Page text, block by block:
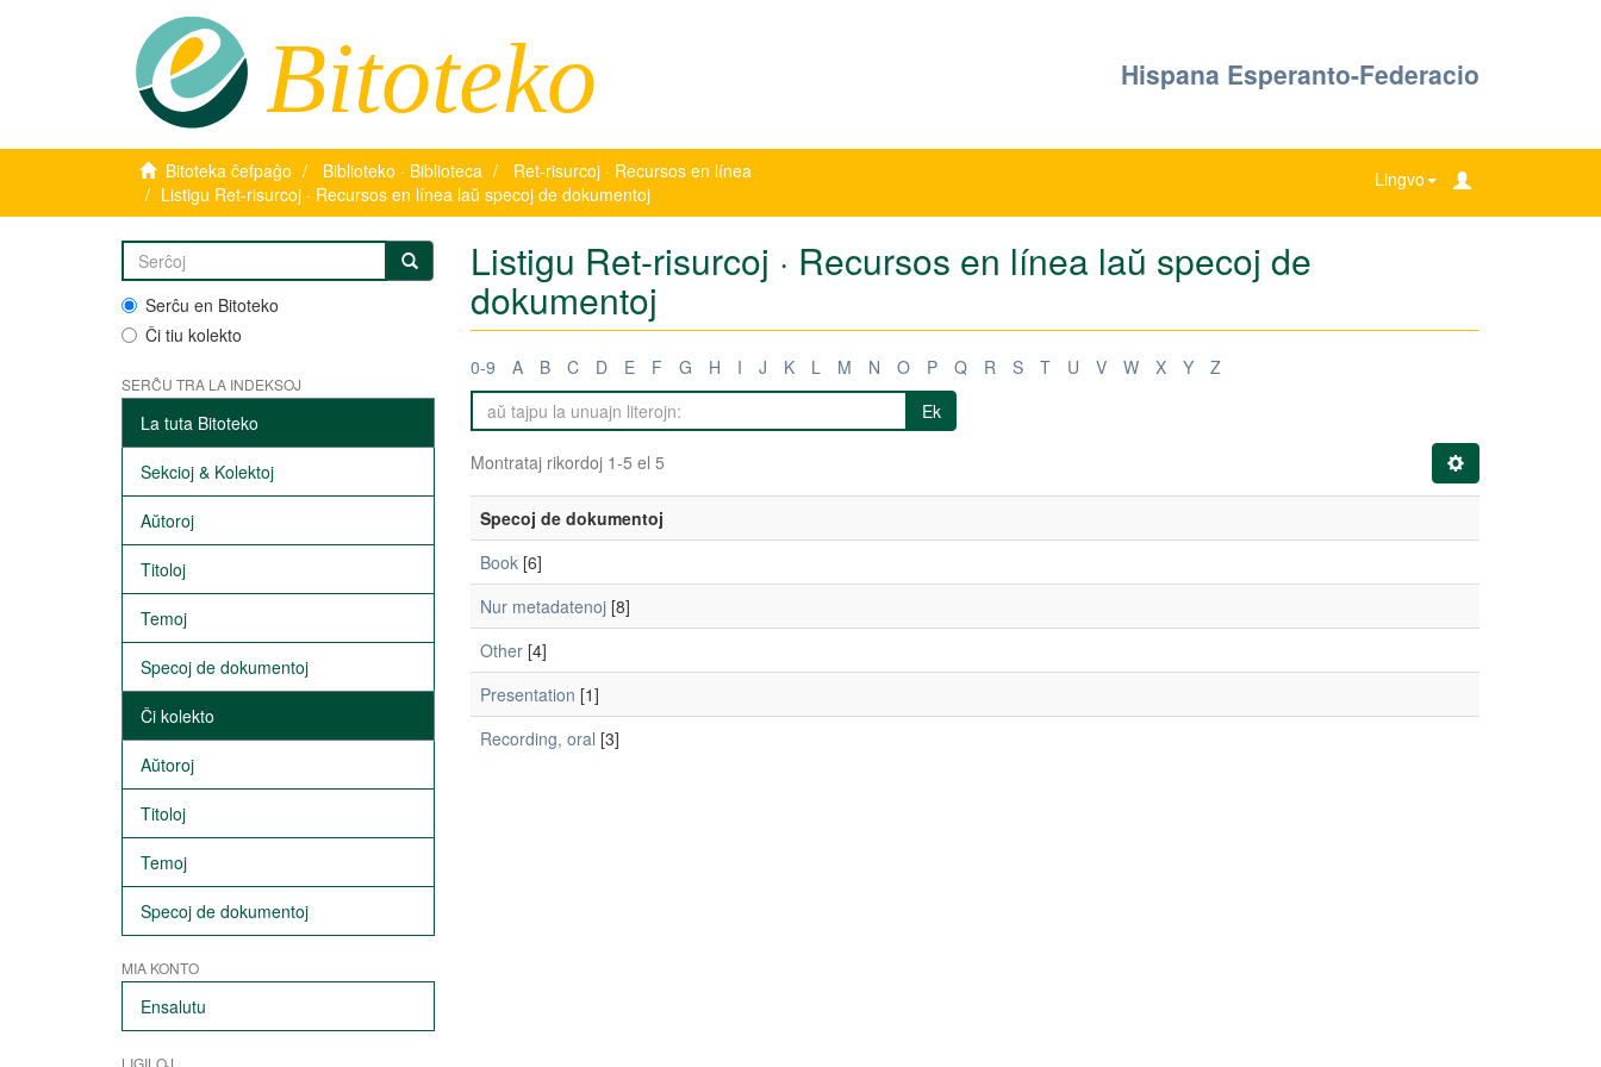
Bitoteko Hispana Esperanto-Federacio
Bitoteka ĉefpaĝo Biblioteko · Biblioteca
Ret-risurcoj · Recursos en línea
Listigu Ret-risurcoj · Recursos en línea laŭ specoj de dokumentoj
Lingvo
Serĉu en Bitoteko
Ĉi tiu kolekto
SERĈU TRA LA INDEKSOJ
La tuta Bitoteko
Sekcioj & Kolektoj
Aŭtoroj
Titoloj
Temoj
Specoj de dokumentoj
Ĉi kolekto
Aŭtoroj
Titoloj
Temoj
Specoj de dokumentoj
MIA KONTO
Ensalutu
LIGILOJ
Listigu Ret-risurcoj · Recursos en línea laŭ specoj de
dokumentoj
0-9 A B C D E F G H I J K L M N O P Q R S T U V W X Y
Z
Ek
Montrataj rikordoj 1-5 el 5
Specoj de dokumentoj
Book[6]
Nur metadatenoj[8]
Other[4]
Presentation [1]
Recording, oral [3]